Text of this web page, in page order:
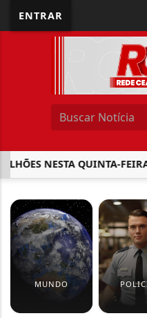
ENTRAR
NESTA QUINTA-FEIRA
MUNDO